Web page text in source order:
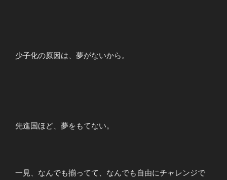
少子化の原因は、夢がないから。
先進国ほど、夢をもてない。
一見、なんでも揃ってて、なんでも自由にチャレンジで